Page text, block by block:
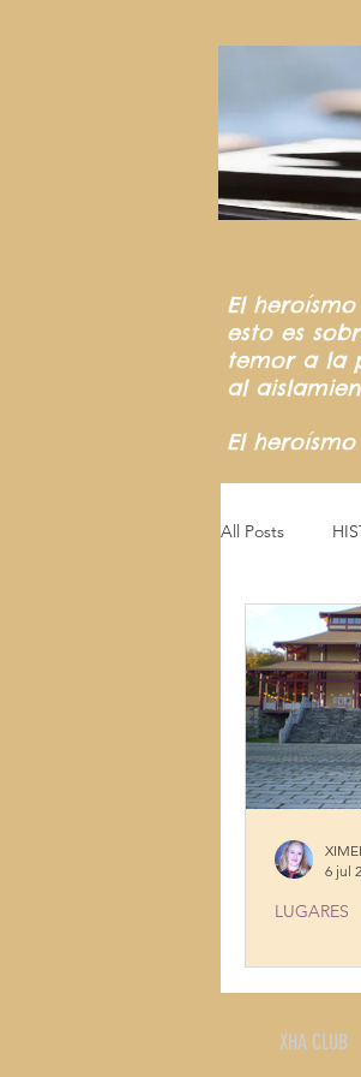
El heroísmo
esto es
temor a la
al
El
All Posts
LUGARES
TALENTOS
LUGARES
6 jul
XHA CLUB